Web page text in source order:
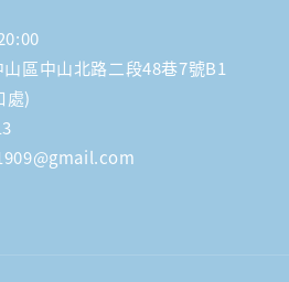
區中山北路二段48巷7號B1
處)